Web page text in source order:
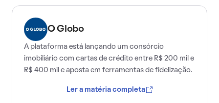
O Globo
A plataforma está lançando um consórcio
imobiliário com cartas de crédito entre R$ 200 mil e
R$ 400 mil e aposta em ferramentas de fidelização.
Ler a matéria completa